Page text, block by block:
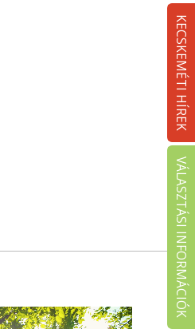
KECSKEMÉTI HÍREK
VÁLASZTÁSI INFORMÁCIÓK